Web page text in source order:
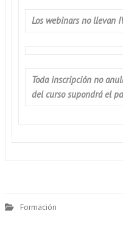
Los webinars no llevan
Toda inscripción no
del curso supondrá el
Formación